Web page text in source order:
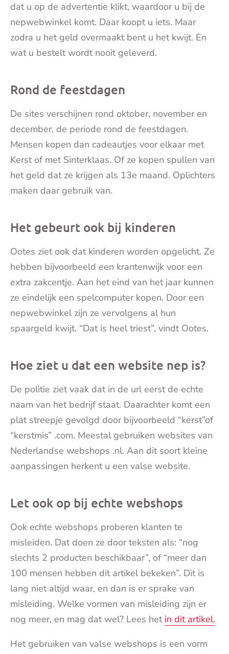
dat u op de advertentie klikt, waardoor u bij de
nepwebwinkel komt. Daar koopt u iets. Maar
zodra u het geld overmaakt bent u het kwijt. En
wat u bestelt wordt nooit geleverd.
Rond de feestdagen
De sites verschijnen rond oktober, november en
december, de periode rond de feestdagen.
Mensen kopen dan cadeautjes voor elkaar met
Kerst of met Sinterklaas. Of ze kopen spullen van
het geld dat ze krijgen als 13e maand. Oplichters
maken daar gebruik van.
Het gebeurt ook bij kinderen
Ootes ziet ook dat kinderen worden opgelicht. Ze
hebben bijvoorbeeld een krantenwijk voor een
extra zakcentje. Aan het eind van het jaar kunnen
ze eindelijk een spelcomputer kopen. Door een
nepwebwinkel zijn ze vervolgens al hun
spaargeld kwijt. “Dat is heel triest”, vindt Ootes.
Hoe ziet u dat een website nep is?
De politie ziet vaak dat in de url eerst de echte
naam van het bedrijf staat. Daarachter komt een
plat streepje gevolgd door bijvoorbeeld “kerst”of
“kerstmis” .com. Meestal gebruiken websites van
Nederlandse webshops .nl. Aan dit soort kleine
aanpassingen herkent u een valse website.
Let ook op bij echte webshops
Ook echte webshops proberen klanten te
misleiden. Dat doen ze door teksten als: “nog
slechts 2 producten beschikbaar”, of “meer dan
100 mensen hebben dit artikel bekeken”. Dit is
lang niet altijd waar, en dan is er sprake van
misleiding. Welke vormen van misleiding zijn er
nog meer, en mag dat wel? Lees het in dit artikel.
Het gebruiken van valse webshops is een vorm